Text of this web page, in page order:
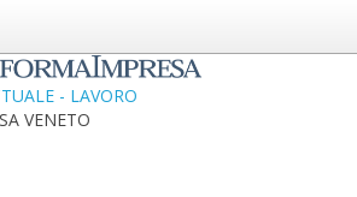
- LAVORO
VENETO